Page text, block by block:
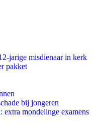
jarige misdienaar in kerk
pakket
bij jongeren
mondelinge examens